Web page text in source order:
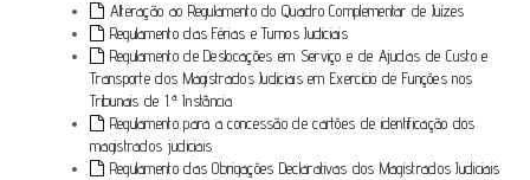
Alteração ao Regulamento do Quadro Complementar de Juízes
Regulamento das Férias e Turnos Judiciais
Regulamento de Deslocações em Serviço e de Ajudas de Custo e
Transporte dos Magistrados Judiciais em Exercício de Funções nos
Tribunais de 1.ª Instância
Regulamento para a concessão de cartões de identificação dos
magistrados judiciais
Regulamento das Obrigações Declarativas dos Magistrados Judiciais